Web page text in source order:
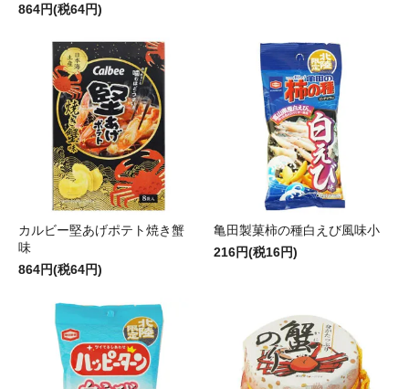
864円(税64円)
カルビー堅あげポテト焼き蟹
味
864円(税64円)
亀田製菓柿の種白えび風味小
216円(税16円)